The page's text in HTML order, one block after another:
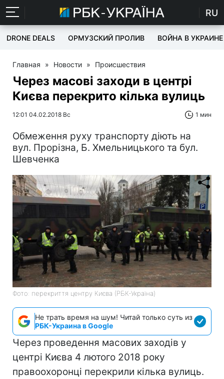
RU
DRONE DEALS ОРМУЗСКИЙ ПРОЛИВ ВОЙНА В УКРАИНЕ
Главная » Новости » Происшествия
Через масові заходи в центрі
Києва перекрито кілька вулиць
12:01 04.02.2018 Вс 1 мин
Обмеження руху транспорту діють на
вул. Прорізна, Б. Хмельницького та бул.
Шевченка
Фото: перекриття центру Києва (РБК-Україна)
Не трать время на шум! Читай только суть из
РБК-Украина в Google
Через проведення масових заходів у
центрі Києва 4 лютого 2018 року
правоохоронці перекрили кілька вулиць.